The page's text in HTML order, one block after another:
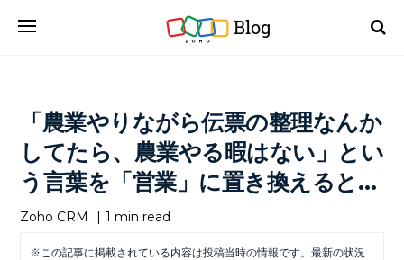
Blog
「農業やりながら伝票の整理なんか
してたら、農業やる暇はない」とい
う言葉を「営業」に置き換えると…
Zoho CRM | 1 min read
※この記事に掲載されている内容は投稿当時の情報です。最新の状況